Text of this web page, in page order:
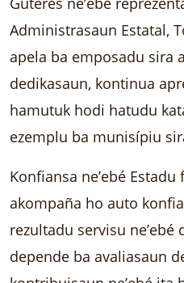
Administrasaun Estatal,
apela ba emposadu sira
dedikasaun, kontinua
hamutuk hodi hatudu
ezemplu ba munisípiu
Konfiansa ne’ebé
akompaña ho auto
rezultadu servisu ne’ebé
depende ba avaliasaun